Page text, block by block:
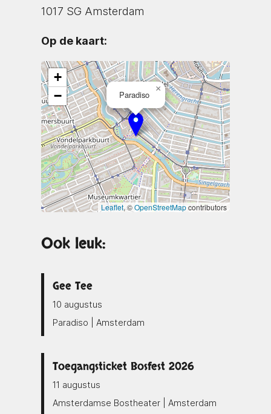
1017 SG Amsterdam
Op de kaart:
Paradiso
×
+
−
Leaflet, ©OpenStreetMapcontributors
Ook leuk:
Gee Tee
10 augustus
Paradiso | Amsterdam
Toegangsticket Bosfest 2026
11 augustus
Amsterdamse Bostheater | Amsterdam